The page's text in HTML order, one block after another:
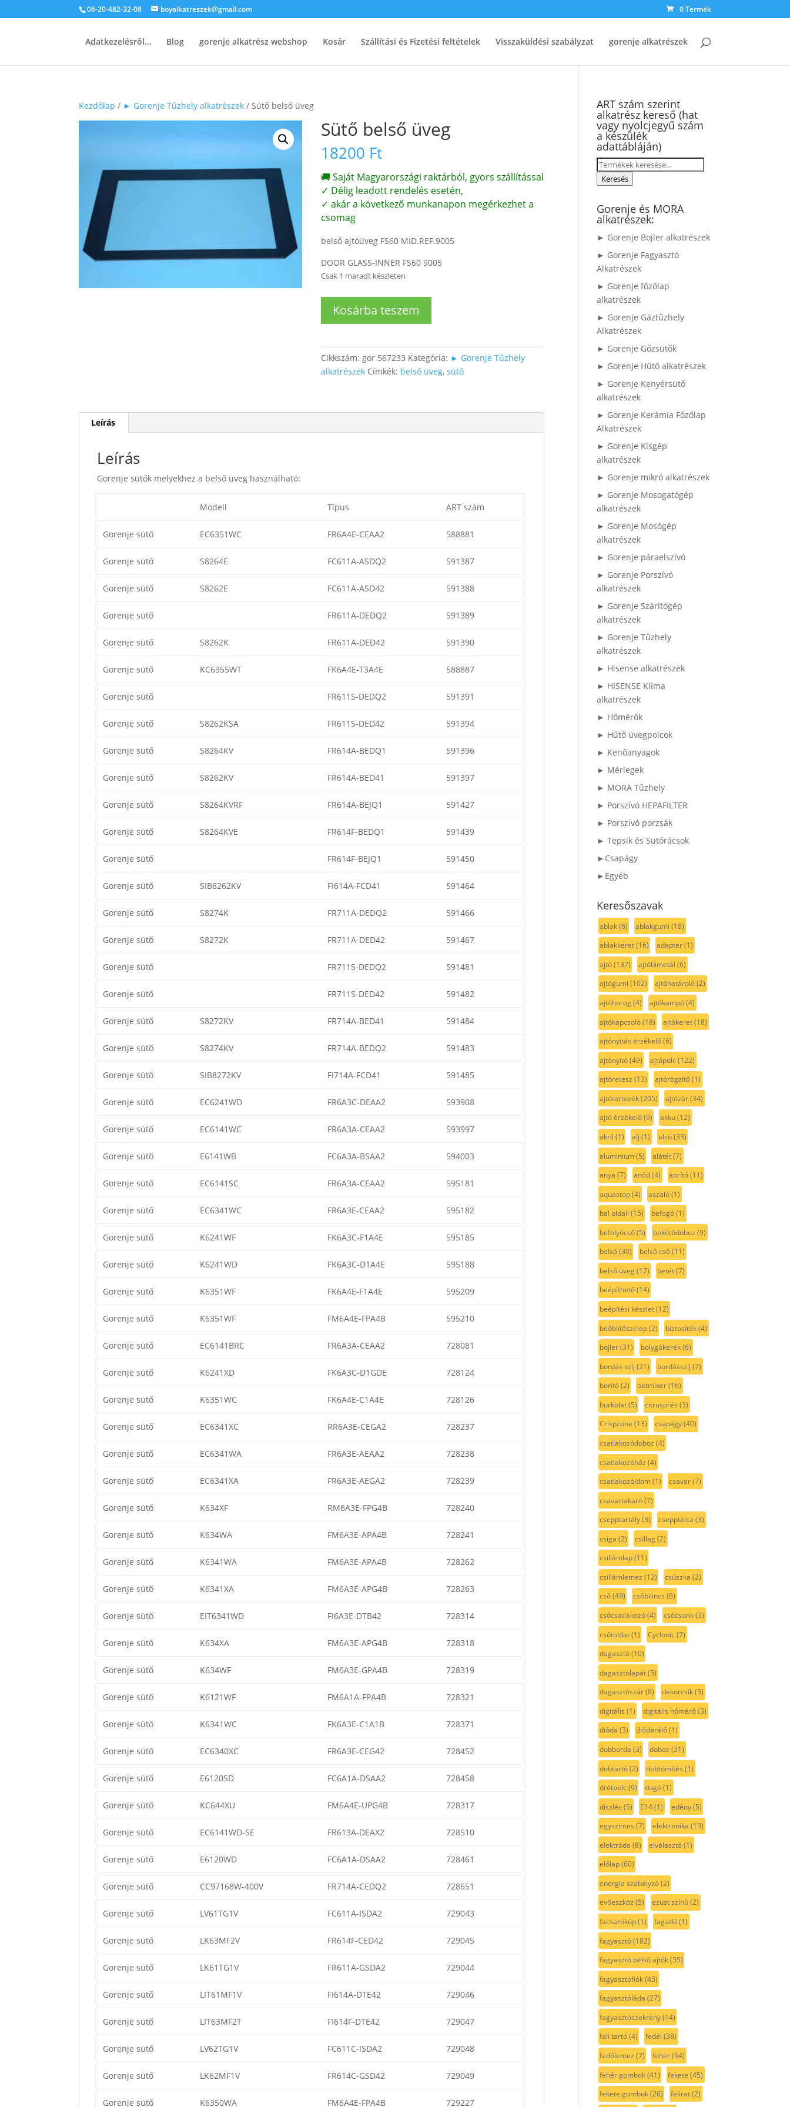
06-20-482-32-08 boyalkatreszek@gmail.com 0 Termék
Adatkezelésről… Blog gorenje alkatrész webshop Kosár Szállítási és Fizetési feltételek Visszaküldési szabályzat gorenje alkatrészek
Kezdőlap / ► Gorenje Tűzhely alkatrészek / Sütő belső üveg
Sütő belső üveg
18200 Ft
🚚 Saját Magyarországi raktárból, gyors szállítással
✓ Délig leadott rendelés esetén,
✓ akár a következő munkanapon megérkezhet a
csomag
belső ajtóüveg FS60 MID.REF.9005
DOOR GLASS-INNER FS60 9005
Csak 1 maradt készleten
belsőKosárba teszem
Cikkszám:gor 567233 Kategória: ► Gorenje Tűzhely
alkatrészek Címkék: belső üveg,sütő
Leírás
Leírás
Gorenje sütők melyekhez a belső üveg használható:
Modell Típus ART szám
Gorenje sütő EC6351WC FR6A4E-CEAA2 588881
Gorenje sütő S8264E FC611A-ASDQ2 591387
Gorenje sütő S8262E FC611A-ASD42 591388
Gorenje sütő FR611A-DEDQ2 591389
Gorenje sütő S8262K FR611A-DED42 591390
Gorenje sütő KC6355WT FK6A4E-T3A4E 588887
Gorenje sütő FR611S-DEDQ2 591391
Gorenje sütő S8262KSA FR611S-DED42 591394
Gorenje sütő S8264KV FR614A-BEDQ1 591396
Gorenje sütő S8262KV FR614A-BED41 591397
Gorenje sütő S8264KVRF FR614A-BEJQ1 591427
Gorenje sütő S8264KVE FR614F-BEDQ1 591439
Gorenje sütő FR614F-BEJQ1 591450
Gorenje sütő SIB8262KV FI614A-FCD41 591464
Gorenje sütő S8274K FR711A-DEDQ2 591466
Gorenje sütő S8272K FR711A-DED42 591467
Gorenje sütő FR711S-DEDQ2 591481
Gorenje sütő FR711S-DED42 591482
Gorenje sütő S8272KV FR714A-BED41 591484
Gorenje sütő S8274KV FR714A-BEDQ2 591483
Gorenje sütő SIB8272KV FI714A-FCD41 591485
Gorenje sütő EC6241WD FR6A3C-DEAA2 593908
Gorenje sütő EC6141WC FR6A3A-CEAA2 593997
Gorenje sütő E6141WB FC6A3A-BSAA2 594003
Gorenje sütő EC6141SC FR6A3A-CEAA2 595181
Gorenje sütő EC6341WC FR6A3E-CEAA2 595182
Gorenje sütő K6241WF FK6A3C-F1A4E 595185
Gorenje sütő K6241WD FK6A3C-D1A4E 595188
Gorenje sütő K6351WF FK6A4E-F1A4E 595209
Gorenje sütő K6351WF FM6A4E-FPA4B 595210
Gorenje sütő EC6141BRC FR6A3A-CEAA2 728081
Gorenje sütő K6241XD FK6A3C-D1GDE 728124
Gorenje sütő K6351WC FK6A4E-C1A4E 728126
Gorenje sütő EC6341XC RR6A3E-CEGA2 728237
Gorenje sütő EC6341WA FR6A3E-AEAA2 728238
Gorenje sütő EC6341XA FR6A3E-AEGA2 728239
Gorenje sütő K634XF RM6A3E-FPG4B 728240
Gorenje sütő K634WA FM6A3E-APA4B 728241
Gorenje sütő K6341WA FM6A3E-APA4B 728262
Gorenje sütő K6341XA FM6A3E-APG4B 728263
Gorenje sütő EIT6341WD FI6A3E-DTB42 728314
Gorenje sütő K634XA FM6A3E-APG4B 728318
Gorenje sütő K634WF FM6A3E-GPA4B 728319
Gorenje sütő K6121WF FM6A1A-FPA4B 728321
Gorenje sütő K6341WC FK6A3E-C1A1B 728371
Gorenje sütő EC6340XC FR6A3E-CEG42 728452
Gorenje sütő E6120SD FC6A1A-DSAA2 728458
Gorenje sütő KC644XU FM6A4E-UPG4B 728317
Gorenje sütő EC6141WD-SE FR613A-DEAX2 728510
Gorenje sütő E6120WD FC6A1A-DSAA2 728461
Gorenje sütő CC97168W-400V FR714A-CEDQ2 728651
Gorenje sütő LV61TG1V FC611A-ISDA2 729043
Gorenje sütő LK63MF2V FR614F-CED42 729045
Gorenje sütő LK61TG1V FR611A-GSDA2 729044
Gorenje sütő LIT61MF1V FI614A-DTE42 729046
Gorenje sütő LIT63MF2T FI614F-DTE42 729047
Gorenje sütő LV62TG1V FC611C-ISDA2 729048
Gorenje sütő LK62MF1V FR614C-GSD42 729049
Gorenje sütő K6350WA FM6A4E-FPA4B 729227
ART szám szerint
alkatrész kereső (hat
vagy nyolcjegyű szám
a készülék
adattábláján)
Keresés
a Keresés
Gorenje és MORA
alkatrészek:
► Gorenje Bojler alkatrészek
► Gorenje Fagyasztó
Alkatrészek
► Gorenje főzőlap
alkatrészek
► Gorenje Gáztűzhely
Alkatrészek
► Gorenje Gőzsütők
► Gorenje Hűtő alkatrészek
► Gorenje Kenyérsütő
alkatrészek
► Gorenje Kerámia Főzőlap
Alkatrészek
► Gorenje Kisgép
alkatrészek
► Gorenje mikró alkatrészek
► Gorenje Mosogatógép
alkatrészek
► Gorenje Mosógép
alkatrészek
► Gorenje páraelszívó
► Gorenje Porszívó
alkatrészek
► Gorenje Szárítógép
alkatrészek
► Gorenje Tűzhely
alkatrészek
► Hisense alkatrészek
► HISENSE Klíma
alkatrészek
► Hőmérők
► Hűtő üvegpolcok
► Kenőanyagok
► Mérlegek
► MORA Tűzhely
► Porszívó HEPAFILTER
► Porszívó porzsák
► Tepsik és Sütőrácsok
►Csapágy
►Egyéb
Keresőszavak
ablak(6) ablakgumi (18)
ablakkeret(16) adapter(1)
ajtó(137) ajtóbimetál (6)
ajtógumi (102) ajtóhatároló(2)
ajtóhorog(4) ajtókampó(4)
ajtókapcsoló(18) ajtókeret(18)
ajtónyitás érzékelő(6)
ajtónyitó(49) ajtópolc(122)
ajtóretesz (13) ajtórögzítő(1)
ajtótartozék(205) ajtózár(34)
ajtó érzékelő(9) akku(12)
akril (1) alj (1) alsó(33)
aluminium(5) alátét(7)
anya (7) anód(4) aprító(11)
aquastop(4) aszaló(1)
bal oldali (15) befogó(1)
befolyócső(5) bekötődoboz (9)
belső(30) belső cső(11)
belső üveg(17) betét(7)
beépíthető(14)
beépítési készlet(12)
beőblítőszelep(2) biztosíték(4)
bojler(31) bolygókerék(6)
bordás szíj (21) bordásszíj (7)
borító(2) botmixer(16)
burkolat(5) citrusprés (3)
Crispzone (13) csapágy(40)
csatlakozódoboz (4)
csatlakozóház (4)
csatlakozóidom(1) csavar(7)
csavartakaró(7)
csepptartály(3) csepptálca (3)
csiga (2) csillag(2)
csillámlap(11)
csillámlemez (12) csúszka (2)
cső(49) csőbilincs (6)
csőcsatlakozó(4) csőcsonk(3)
csőtoldat(1) Cyclonic(7)
dagasztó(10)
dagasztólapát(5)
dagasztószár(8) dekorcsík(3)
digitális (1) digitális hőmérő(3)
dióda (3) diódaráló(1)
dobborda (3) doboz (31)
dobtartó(2) dobtömítés (1)
drótpolc(9) dugó(1)
díszléc(5) E14(1) edény(5)
egyszintes (7) elektronika (13)
elektróda (8) elválasztó(1)
előlap(60)
energia szabályzó(2)
evőeszköz (5) ezüst színű(2)
facsarókúp(1) fagadó(1)
fagyasztó(182)
fagyasztó belső ajtók(35)
fagyasztófiók(45)
fagyasztóláda (27)
fagyasztószekrény(14)
fali tartó(4) fedél (38)
fedőlemez (7) fehér(64)
fehér gombok(41) fekete (45)
fekete gombok(26) felirat(2)